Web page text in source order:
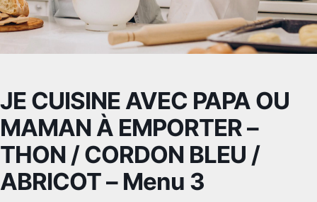
JE CUISINE AVEC PAPA OU
MAMAN À EMPORTER –
THON / CORDON BLEU /
ABRICOT – Menu 3